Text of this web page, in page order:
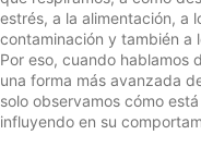
estrés, a la alimentación, a
contaminación y también a
Por eso, cuando hablamos
una forma más avanzada
solo observamos cómo
influyendo en su